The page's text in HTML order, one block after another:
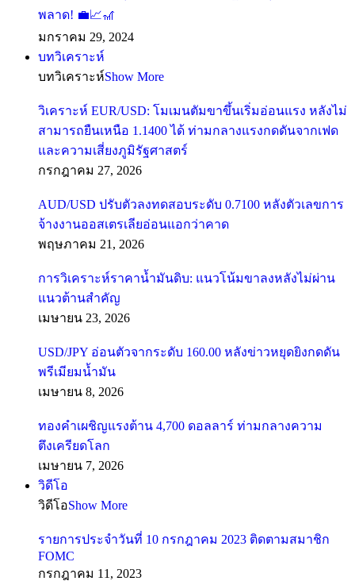
พลาด! 💼📈🎢
มกราคม 29, 2024
บทวิเคราะห์
บทวิเคราะห์Show More
วิเคราะห์ EUR/USD: โมเมนตัมขาขึ้นเริ่มอ่อนแรง หลังไม่
สามารถยืนเหนือ 1.1400 ได้ ท่ามกลางแรงกดดันจากเฟด
และความเสี่ยงภูมิรัฐศาสตร์
กรกฎาคม 27, 2026
AUD/USD ปรับตัวลงทดสอบระดับ 0.7100 หลังตัวเลขการ
จ้างงานออสเตรเลียอ่อนแอกว่าคาด
พฤษภาคม 21, 2026
การวิเคราะห์ราคาน้ำมันดิบ: แนวโน้มขาลงหลังไม่ผ่าน
แนวต้านสำคัญ
เมษายน 23, 2026
USD/JPY อ่อนตัวจากระดับ 160.00 หลังข่าวหยุดยิงกดดัน
พรีเมียมน้ำมัน
เมษายน 8, 2026
ทองคำเผชิญแรงต้าน 4,700 ดอลลาร์ ท่ามกลางความ
ตึงเครียดโลก
เมษายน 7, 2026
วิดีโอ
วิดีโอShow More
รายการประจำวันที่ 10 กรกฎาคม 2023 ติดตามสมาชิก
FOMC
กรกฎาคม 11, 2023